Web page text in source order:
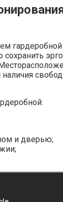
гардеробной
и дверью;